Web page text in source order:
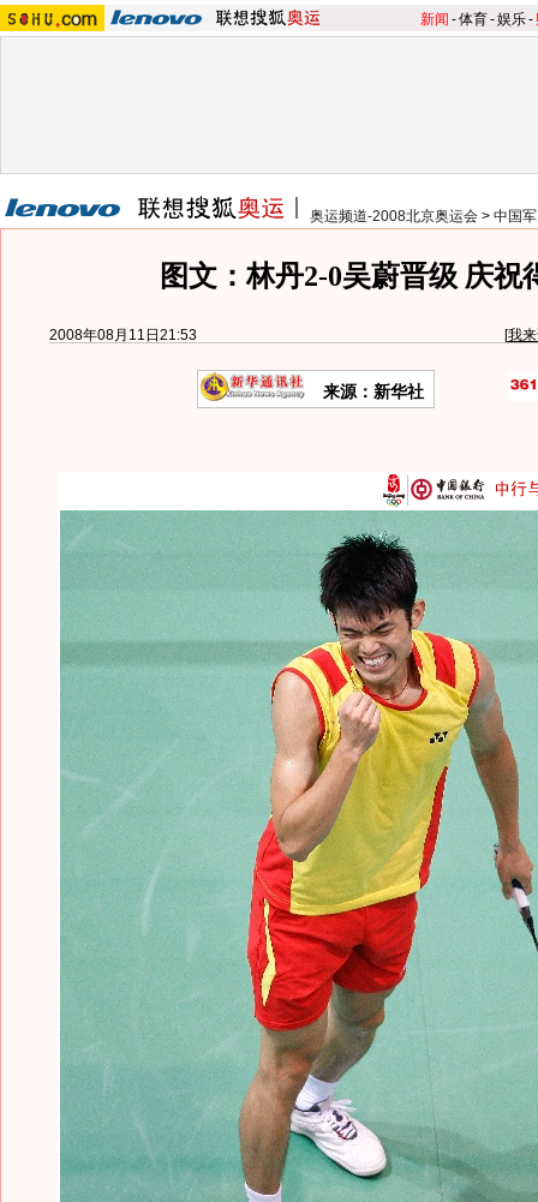
新闻 -体育-娱乐-
奥运频道-2008北京奥运会 > 中国
图文：林丹2-0吴蔚晋级 庆祝
2008年08月11日21:53 [我
来源：新华社